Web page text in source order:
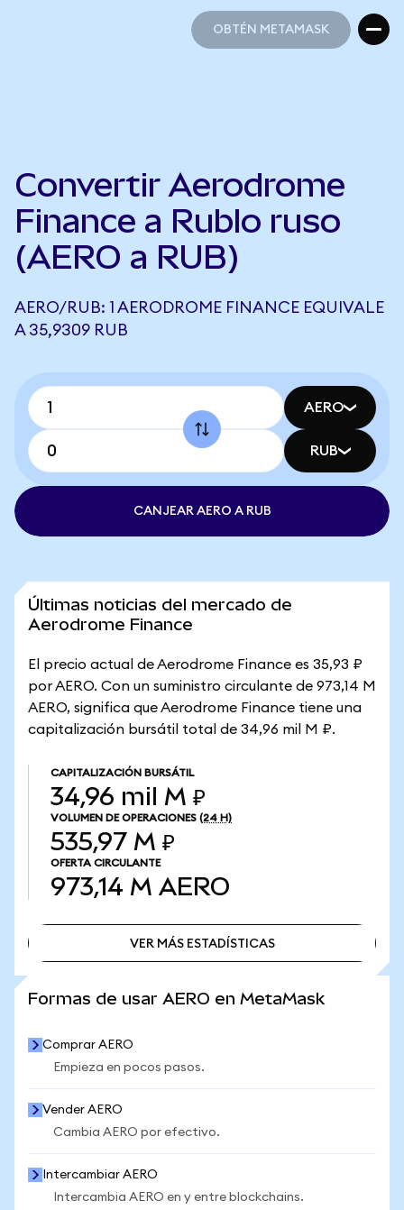
OBTÉN METAMASK
Convertir Aerodrome
Finance a Rublo ruso
(AERO a RUB)
AERO/RUB: 1 AERODROME FINANCE EQUIVALE
A 35,9309 RUB
AERO
RUB
CANJEAR AERO A RUB
Últimas noticias del mercado de
Aerodrome Finance
El precio actual de Aerodrome Finance es 35,93 ₽
por AERO. Con un suministro circulante de 973,14 M
AERO, significa que Aerodrome Finance tiene una
capitalización bursátil total de 34,96 mil M ₽.
CAPITALIZACIÓN BURSÁTIL
34,96 mil M ₽
VOLUMEN DE OPERACIONES (24 H)
535,97 M ₽
OFERTA CIRCULANTE
973,14 M AERO
VER MÁS ESTADÍSTICAS
Formas de usar AERO en MetaMask
Comprar AERO
Empieza en pocos pasos.
Vender AERO
Cambia AERO por efectivo.
Intercambiar AERO
Intercambia AERO en y entre blockchains.